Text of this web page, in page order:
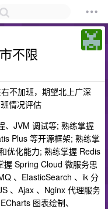
不限
不加班，期望北上广深
情况评估
、JVM 调试等; 熟练掌握
Plus 等开源框架; 熟练掌
优化能力; 熟练掌握 Redis
握 Spring Cloud 微服务思
、ElasticSearch 、ik 分
、Ajax 、Nginx 代理服务
图表绘制、